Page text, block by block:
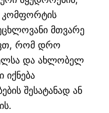
კომფორტის
მთვარე
რომ დრო
და ახლობელ
შესატანად ან